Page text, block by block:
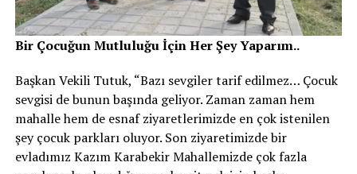
Bir Çocuğun Mutluluğu İçin Her Şey Yaparım..
Başkan Vekili Tutuk, “Bazı sevgiler tarif edilmez… Çocuk
sevgisi de bunun başında geliyor. Zaman zaman hem
mahalle hem de esnaf ziyaretlerimizde en çok istenilen
şey çocuk parkları oluyor. Son ziyaretimizde bir
evladımız Kazım Karabekir Mahallemizde çok fazla